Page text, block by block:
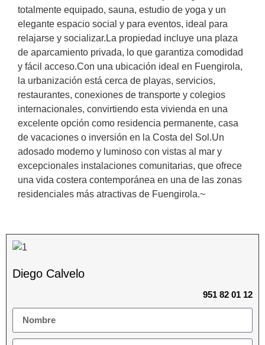
totalmente equipado, sauna, estudio de yoga y un
elegante espacio social y para eventos, ideal para
relajarse y socializar.La propiedad incluye una plaza
de aparcamiento privada, lo que garantiza comodidad
y fácil acceso.Con una ubicación ideal en Fuengirola,
la urbanización está cerca de playas, servicios,
restaurantes, conexiones de transporte y colegios
internacionales, convirtiendo esta vivienda en una
excelente opción como residencia permanente, casa
de vacaciones o inversión en la Costa del ‌Sol.Un
‌adosado ‌moderno ‌y luminoso ‌con ‌vistas ‌al ‌mar ‌y
excepcionales ‌instalaciones comunitarias, que ofrece
‌una ‌vida costera ‌contemporánea ‌en ‌una de las ‌zonas
‌residenciales ‌más ‌atractivas ‌de ‌Fuengirola.~
Diego Calvelo
951 82 01 12